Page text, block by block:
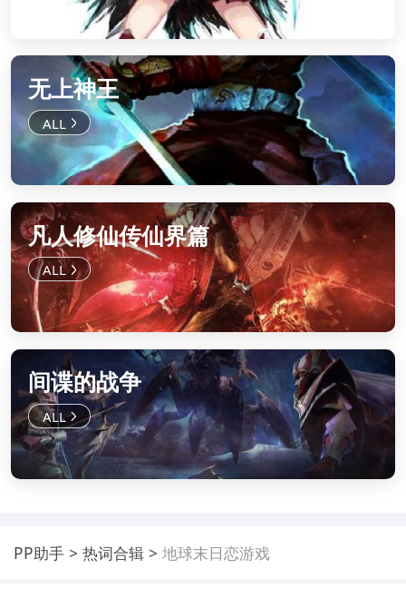
无上神王
凡人修仙传仙界篇
间谍的战争
PP助手 热词合辑 地球末日恋游戏